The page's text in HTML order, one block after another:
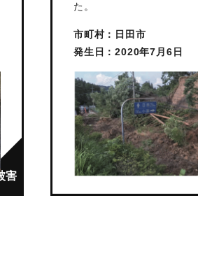
た。
市町村：日田市
発生日：2020年7月6日